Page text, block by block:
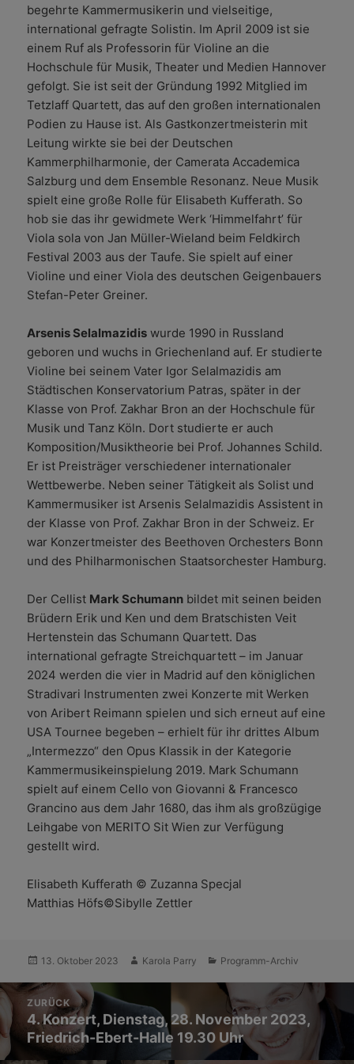
begehrte Kammermusikerin und vielseitige,
international gefragte Solistin. Im April 2009 ist sie
einem Ruf als Professorin für Violine an die
Hochschule für Musik, Theater und Medien Hannover
gefolgt. Sie ist seit der Gründung 1992 Mitglied im
Tetzlaff Quartett, das auf den großen internationalen
Podien zu Hause ist. Als Gastkonzertmeisterin mit
Leitung wirkte sie bei der Deutschen
Kammerphilharmonie, der Camerata Accademica
Salzburg und dem Ensemble Resonanz. Neue Musik
spielt eine große Rolle für Elisabeth Kufferath. So
hob sie das ihr gewidmete Werk ‘Himmelfahrt’ für
Viola sola von Jan Müller-Wieland beim Feldkirch
Festival 2003 aus der Taufe. Sie spielt auf einer
Violine und einer Viola des deutschen Geigenbauers
Stefan-Peter Greiner.
Arsenis Selalmazidis wurde 1990 in Russland
geboren und wuchs in Griechenland auf. Er studierte
Violine bei seinem Vater Igor Selalmazidis am
Städtischen Konservatorium Patras, später in der
Klasse von Prof. Zakhar Bron an der Hochschule für
Musik und Tanz Köln. Dort studierte er auch
Komposition/Musiktheorie bei Prof. Johannes Schild.
Er ist Preisträger verschiedener internationaler
Wettbewerbe. Neben seiner Tätigkeit als Solist und
Kammermusiker ist Arsenis Selalmazidis Assistent in
der Klasse von Prof. Zakhar Bron in der Schweiz. Er
war Konzertmeister des Beethoven Orchesters Bonn
und des Philharmonischen Staatsorchester Hamburg.
Der Cellist Mark Schumann bildet mit seinen beiden
Brüdern Erik und Ken und dem Bratschisten Veit
Hertenstein das Schumann Quartett. Das
international gefragte Streichquartett – im Januar
2024 werden die vier in Madrid auf den königlichen
Stradivari Instrumenten zwei Konzerte mit Werken
von Aribert Reimann spielen und sich erneut auf eine
USA Tournee begeben – erhielt für ihr drittes Album
„Intermezzo“ den Opus Klassik in der Kategorie
Kammermusikeinspielung 2019. Mark Schumann
spielt auf einem Cello von Giovanni & Francesco
Grancino aus dem Jahr 1680, das ihm als großzügige
Leihgabe von MERITO Sit Wien zur Verfügung
gestellt wird.
Elisabeth Kufferath © Zuzanna Specjal
Matthias Höfs©Sibylle Zettler
Veröffentlicht
13. Oktober 2023 Autor
Karola Parry Kategorien
Programm-Archiv
Beitrags-
Navigation
ZURÜCK
Vorheriger
Beitrag:
4. Konzert, Dienstag, 28. November 2023,
Friedrich-Ebert-Halle 19.30 Uhr